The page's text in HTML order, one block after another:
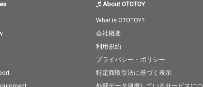
About OTOTOY
What is OTOTOY?
会社概要
利用規約
プライバシー・ポリシー
特定商取引法に基づく表示